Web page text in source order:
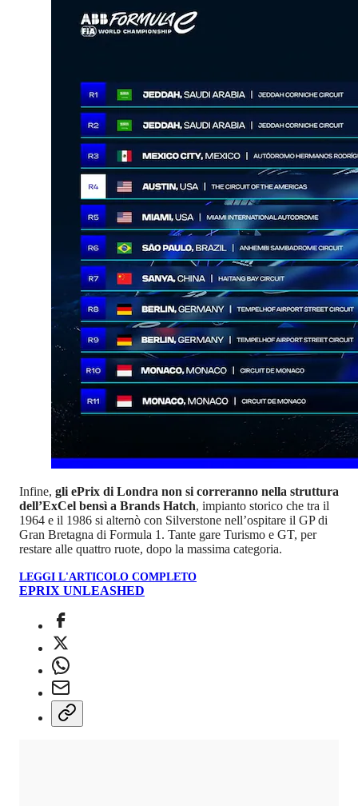
Infine, gli ePrix di Londra non si correranno nella struttura
dell’ExCel bensì a Brands Hatch, impianto storico che tra il
1964 e il 1986 si alternò con Silverstone nell’ospitare il GP di
Gran Bretagna di Formula 1. Tante gare Turismo e GT, per
restare alle quattro ruote, dopo la massima categoria.
LEGGI L'ARTICOLO COMPLETO
EPRIX UNLEASHED